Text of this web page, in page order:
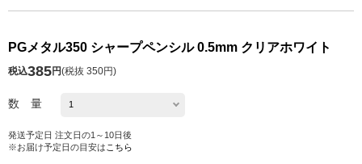
PGメタル350 シャープペンシル 0.5mm クリアホワイト
税込385円(税抜 350円)
数 量
発送予定日 注文日の1～10日後
※お届け予定日の目安は こちら